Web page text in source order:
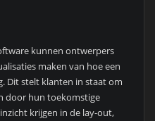
kunnen ontwerpers
maken van hoe een
Dit stelt klanten in staat om
door hun toekomstige
krijgen in de lay-out,